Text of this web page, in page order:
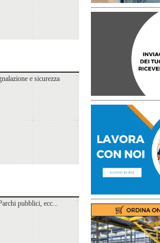
e sicurezza
pubblici, ecc...